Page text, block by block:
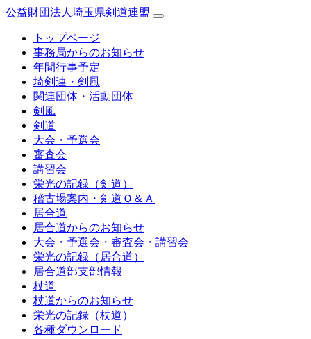
公益財団法人埼玉県剣道連盟
トップページ
事務局からのお知らせ
年間行事予定
埼剣連・剣風
関連団体・活動団体
剣風
剣道
大会・予選会
審査会
講習会
栄光の記録（剣道）
稽古場案内・剣道Ｑ＆Ａ
居合道
居合道からのお知らせ
大会・予選会・審査会・講習会
栄光の記録（居合道）
居合道部支部情報
杖道
杖道からのお知らせ
栄光の記録（杖道）
各種ダウンロード